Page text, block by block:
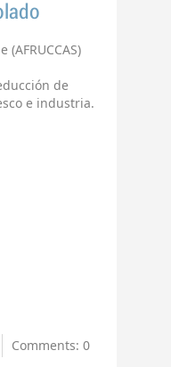
de
e industria.
Comments: 0